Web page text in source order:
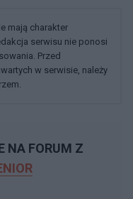
mają charakter
serwisu nie ponosi
Przed
w serwisie, należy
NA FORUM Z